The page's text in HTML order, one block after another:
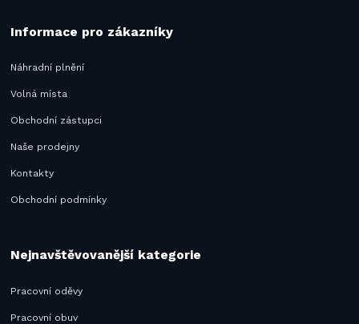
Informace pro zákazníky
Náhradní plnění
Volná místa
Obchodní zástupci
Naše prodejny
Kontakty
Obchodní podmínky
Nejnavštěvovanější kategorie
Pracovní oděvy
Pracovní obuv